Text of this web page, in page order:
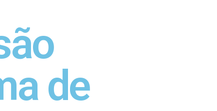
de